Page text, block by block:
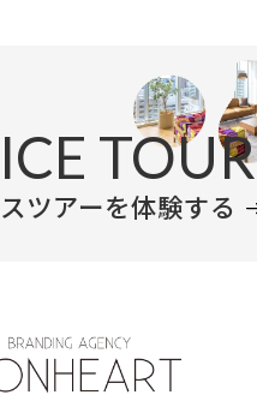
TOUR
ツアーを体験する